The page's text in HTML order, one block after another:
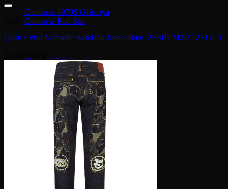
Converse 1970S
Converse Run Star
Onitsuka Tiger
Mexico 66
Serrano SL
Timberland
Travis Scott
Under Armour
Balenciaga
Dr. Martens
Off-White
Quần Evisu Nomadic Bandana Jeans ‘Blue’ 2ESHTM3JE12717CT